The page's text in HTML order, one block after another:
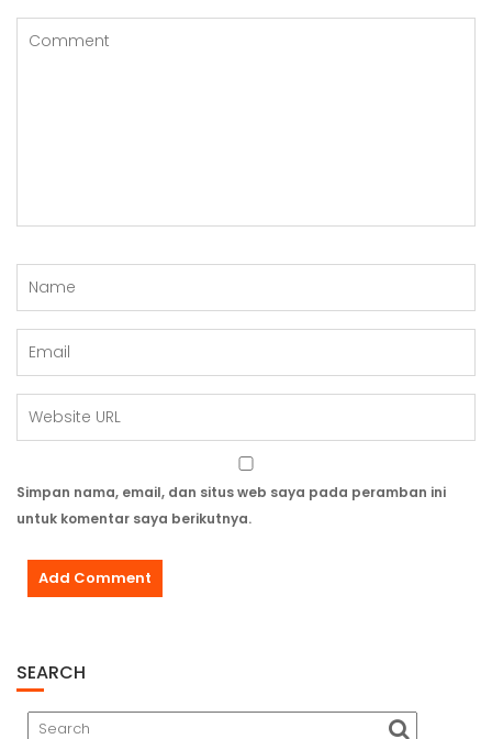
S
Simpan nama, email, dan situs web saya pada peramban ini
untuk komentar saya berikutnya.
SEARCH